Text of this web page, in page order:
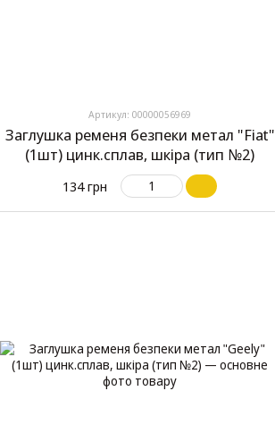
Артикул: 00000056969
Заглушка ременя безпеки метал "Fiat"
(1шт) цинк.сплав, шкіра (тип №2)
134 грн